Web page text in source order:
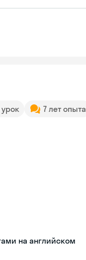
урок 7 лет опыта
на английском